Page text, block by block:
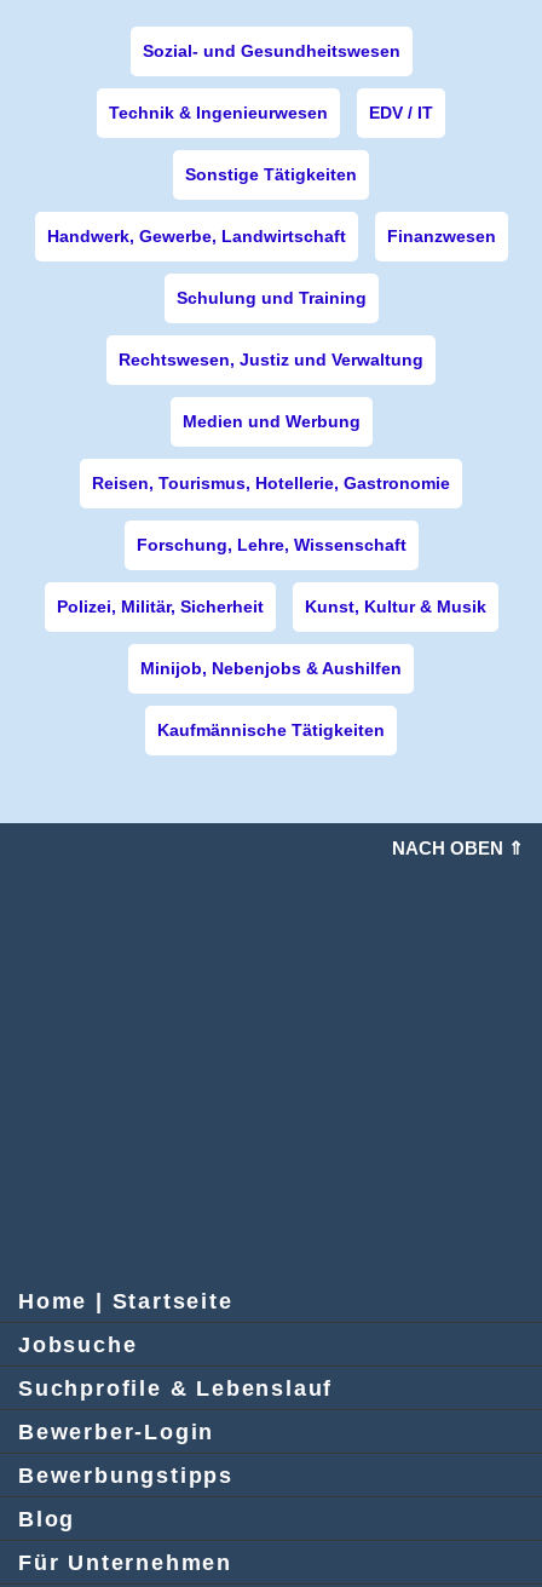
Sozial- und Gesundheitswesen
Technik & Ingenieurwesen EDV / IT
Sonstige Tätigkeiten
Handwerk, Gewerbe, Landwirtschaft Finanzwesen
Schulung und Training
Rechtswesen, Justiz und Verwaltung
Medien und Werbung
Reisen, Tourismus, Hotellerie, Gastronomie
Forschung, Lehre, Wissenschaft
Polizei, Militär, Sicherheit Kunst, Kultur & Musik
Minijob, Nebenjobs & Aushilfen
Kaufmännische Tätigkeiten
NACH OBEN ⇑
Home | Startseite
Jobsuche
Suchprofile & Lebenslauf
Bewerber-Login
Bewerbungstipps
Blog
Für Unternehmen